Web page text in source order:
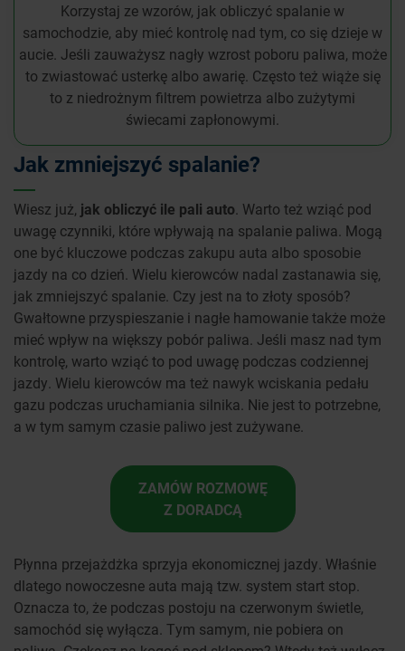
Korzystaj ze wzorów, jak obliczyć spalanie w
samochodzie, aby mieć kontrolę nad tym, co się dzieje w
aucie. Jeśli zauważysz nagły wzrost poboru paliwa, może
to zwiastować usterkę albo awarię. Często też wiąże się
to z niedrożnym filtrem powietrza albo zużytymi
świecami zapłonowymi.
Jak zmniejszyć spalanie?
Wiesz już, jak obliczyć ile pali auto. Warto też wziąć pod
uwagę czynniki, które wpływają na spalanie paliwa. Mogą
one być kluczowe podczas zakupu auta albo sposobie
jazdy na co dzień. Wielu kierowców nadal zastanawia się,
jak zmniejszyć spalanie. Czy jest na to złoty sposób?
Gwałtowne przyspieszanie i nagłe hamowanie także może
mieć wpływ na większy pobór paliwa. Jeśli masz nad tym
kontrolę, warto wziąć to pod uwagę podczas codziennej
jazdy. Wielu kierowców ma też nawyk wciskania pedału
gazu podczas uruchamiania silnika. Nie jest to potrzebne,
a w tym samym czasie paliwo jest zużywane.
ZAMÓW ROZMOWĘ
Z DORADCĄ
Płynna przejażdżka sprzyja ekonomicznej jazdy. Właśnie
dlatego nowoczesne auta mają tzw. system start stop.
Oznacza to, że podczas postoju na czerwonym świetle,
samochód się wyłącza. Tym samym, nie pobiera on